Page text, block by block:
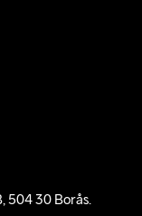
504 30 Borås.